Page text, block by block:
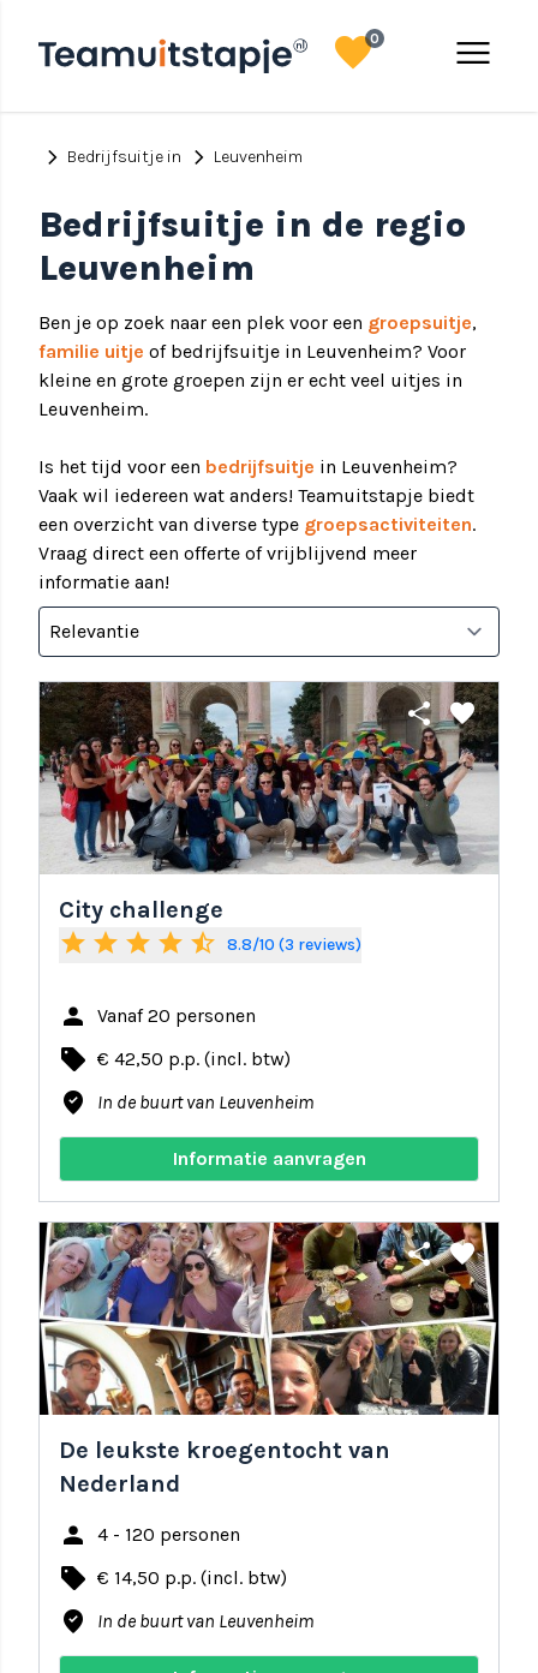
menu
favorite0
chevron_right Bedrijfsuitje in chevron_right Leuvenheim
Bedrijfsuitje in de regio
Leuvenheim
Ben je op zoek naar een plek voor een groepsuitje,
familie uitje of bedrijfsuitje in Leuvenheim? Voor
kleine en grote groepen zijn er echt veel uitjes in
Leuvenheim.
Is het tijd voor een bedrijfsuitje in Leuvenheim?
Vaak wil iedereen wat anders! Teamuitstapje biedt
een overzicht van diverse type groepsactiviteiten.
Vraag direct een offerte of vrijblijvend meer
informatie aan!
share favorite
City challenge
star star star star star_half 8.8/10 (3 reviews)
person Vanaf 20 personen
local_offer € 42,50 p.p. (incl. btw)
where_to_vote In de buurt van Leuvenheim
Informatie aanvragen
share favorite
De leukste kroegentocht van
Nederland
person 4 - 120 personen
local_offer € 14,50 p.p. (incl. btw)
where_to_vote In de buurt van Leuvenheim